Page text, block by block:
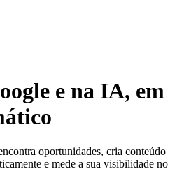
e na IA, em
oportunidades, cria conteúdo
e mede a sua visibilidade no